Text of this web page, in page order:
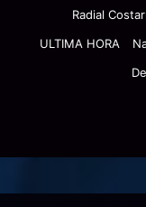
Radial
ULTIMA HORA